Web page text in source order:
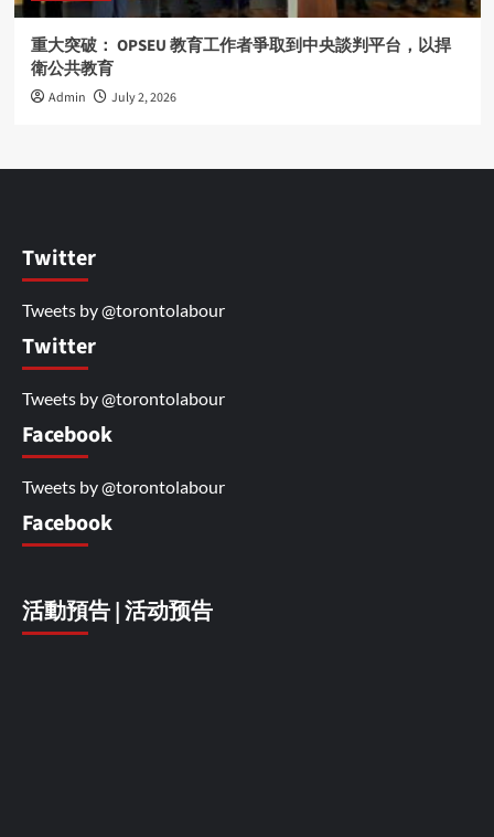
重大突破： OPSEU 教育工作者爭取到中央談判平台，以捍
衛公共教育
Admin July 2, 2026
Twitter
Tweets by @torontolabour
Twitter
Tweets by @torontolabour
Facebook
Tweets by @torontolabour
Facebook
活動預告 | 活动预告